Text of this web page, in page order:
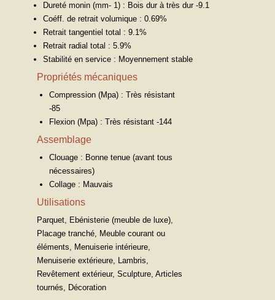
Dureté monin (mm- 1) : Bois dur à très dur -9.1
Coéff. de retrait volumique : 0.69%
Retrait tangentiel total : 9.1%
Retrait radial total : 5.9%
Stabilité en service : Moyennement stable
Propriétés mécaniques
Compression (Mpa) : Très résistant
-85
Flexion (Mpa) : Très résistant -144
Assemblage
Clouage : Bonne tenue (avant tous
nécessaires)
Collage : Mauvais
Utilisations
Parquet, Ebénisterie (meuble de luxe),
Placage tranché, Meuble courant ou
éléments, Menuiserie intérieure,
Menuiserie extérieure, Lambris,
Revêtement extérieur, Sculpture, Articles
tournés, Décoration